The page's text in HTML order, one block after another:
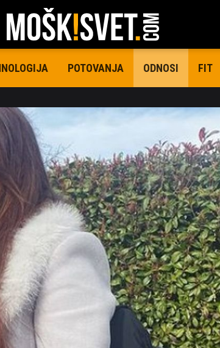
POTOVANJA ODNOSI FIT